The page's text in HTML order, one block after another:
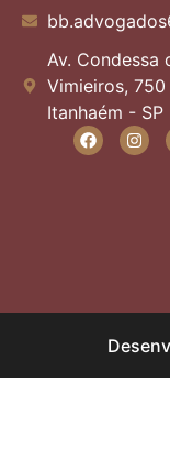
Av. Condessa
Vimieiros,
Itanhaém - SP